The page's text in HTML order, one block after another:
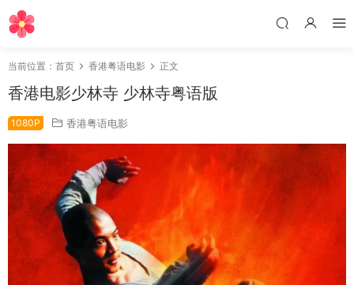
当前位置： 首页 香港粤语电影 正文
香港电影少林寺 少林寺粤语版
1080P 香港粤语电影